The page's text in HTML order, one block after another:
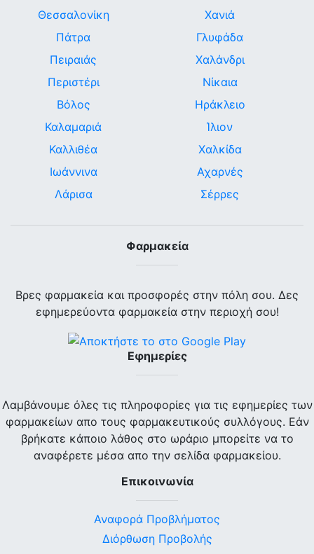
Θεσσαλονίκη
Πάτρα
Πειραιάς
Περιστέρι
Βόλος
Καλαμαριά
Καλλιθέα
Ιωάννινα
Λάρισα
Χανιά
Γλυφάδα
Χαλάνδρι
Νίκαια
Ηράκλειο
Ίλιον
Χαλκίδα
Αχαρνές
Σέρρες
Φαρμακεία
Βρες φαρμακεία και προσφορές στην πόλη σου. Δες
εφημερεύοντα φαρμακεία στην περιοχή σου!
Εφημερίες
Λαμβάνουμε όλες τις πληροφορίες για τις εφημερίες των
φαρμακείων απο τους φαρμακευτικούς συλλόγους. Εάν
βρήκατε κάποιο λάθος στο ωράριο μπορείτε να το
αναφέρετε μέσα απο την σελίδα φαρμακείου.
Επικοινωνία
Αναφορά Προβλήματος
Διόρθωση Προβολής